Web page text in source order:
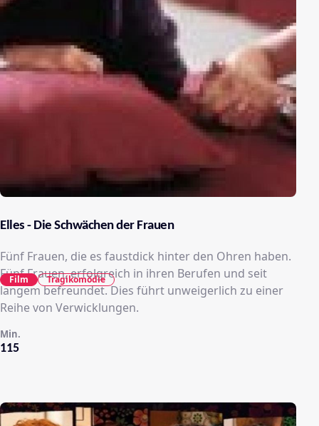
Elles - Die Schwächen der Frauen
Fünf Frauen, die es faustdick hinter den Ohren haben.
Fünf Frauen, erfolgreich in ihren Berufen und seit
langem befreundet. Dies führt unweigerlich zu einer
Reihe von Verwicklungen.
115
Min.
Film Tragikomödie